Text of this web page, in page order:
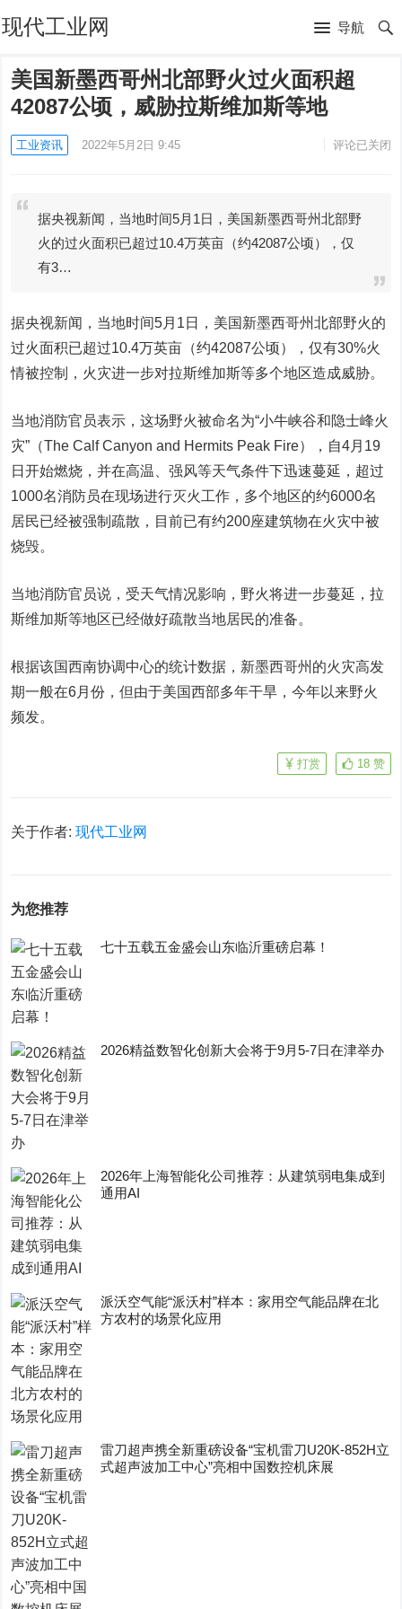
现代工业网 导航
美国新墨西哥州北部野火过火面积超
42087公顷，威胁拉斯维加斯等地
工业资讯 2022年5月2日 9:45 评论已关闭
据央视新闻，当地时间5月1日，美国新墨西哥州北部野
火的过火面积已超过10.4万英亩（约42087公顷），仅
有3…
据央视新闻，当地时间5月1日，美国新墨西哥州北部野火的
过火面积已超过10.4万英亩（约42087公顷），仅有30%火
情被控制，火灾进一步对拉斯维加斯等多个地区造成威胁。
当地消防官员表示，这场野火被命名为“小牛峡谷和隐士峰火
灾”（The Calf Canyon and Hermits Peak Fire），自4月19
日开始燃烧，并在高温、强风等天气条件下迅速蔓延，超过
1000名消防员在现场进行灭火工作，多个地区的约6000名
居民已经被强制疏散，目前已有约200座建筑物在火灾中被
烧毁。
当地消防官员说，受天气情况影响，野火将进一步蔓延，拉
斯维加斯等地区已经做好疏散当地居民的准备。
根据该国西南协调中心的统计数据，新墨西哥州的火灾高发
期一般在6月份，但由于美国西部多年干旱，今年以来野火
频发。
18 赞
打赏
关于作者:现代工业网
为您推荐
七十五载五金盛会山东临沂重磅启幕！
2026精益数智化创新大会将于9月5-7日在津举办
2026年上海智能化公司推荐：从建筑弱电集成到
通用AI
派沃空气能“派沃村”样本：家用空气能品牌在北
方农村的场景化应用
雷刀超声携全新重磅设备“宝机雷刀U20K-852H立
式超声波加工中心”亮相中国数控机床展